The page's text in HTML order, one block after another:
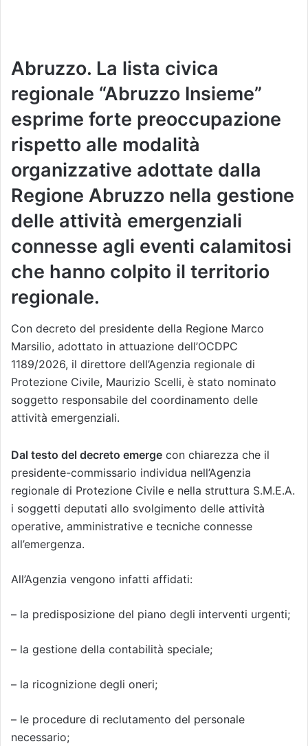
Abruzzo. La lista civica
regionale “Abruzzo Insieme”
esprime forte preoccupazione
rispetto alle modalità
organizzative adottate dalla
Regione Abruzzo nella gestione
delle attività emergenziali
connesse agli eventi calamitosi
che hanno colpito il territorio
regionale.
Con decreto del presidente della Regione Marco
Marsilio, adottato in attuazione dell’OCDPC
1189/2026, il direttore dell’Agenzia regionale di
Protezione Civile, Maurizio Scelli, è stato nominato
soggetto responsabile del coordinamento delle
attività emergenziali.
Dal testo del decreto emerge con chiarezza che il
presidente-commissario individua nell’Agenzia
regionale di Protezione Civile e nella struttura S.M.E.A.
i soggetti deputati allo svolgimento delle attività
operative, amministrative e tecniche connesse
all’emergenza.
All’Agenzia vengono infatti affidati:
– la predisposizione del piano degli interventi urgenti;
– la gestione della contabilità speciale;
– la ricognizione degli oneri;
– le procedure di reclutamento del personale
necessario;